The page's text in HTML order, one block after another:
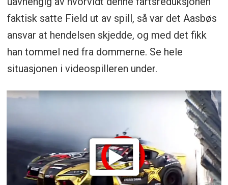
faktisk satte Field ut av spill, så var det Aasbøs
ansvar at hendelsen skjedde, og med det fikk
han tommel ned fra dommerne. Se hele
situasjonen i videospilleren under.